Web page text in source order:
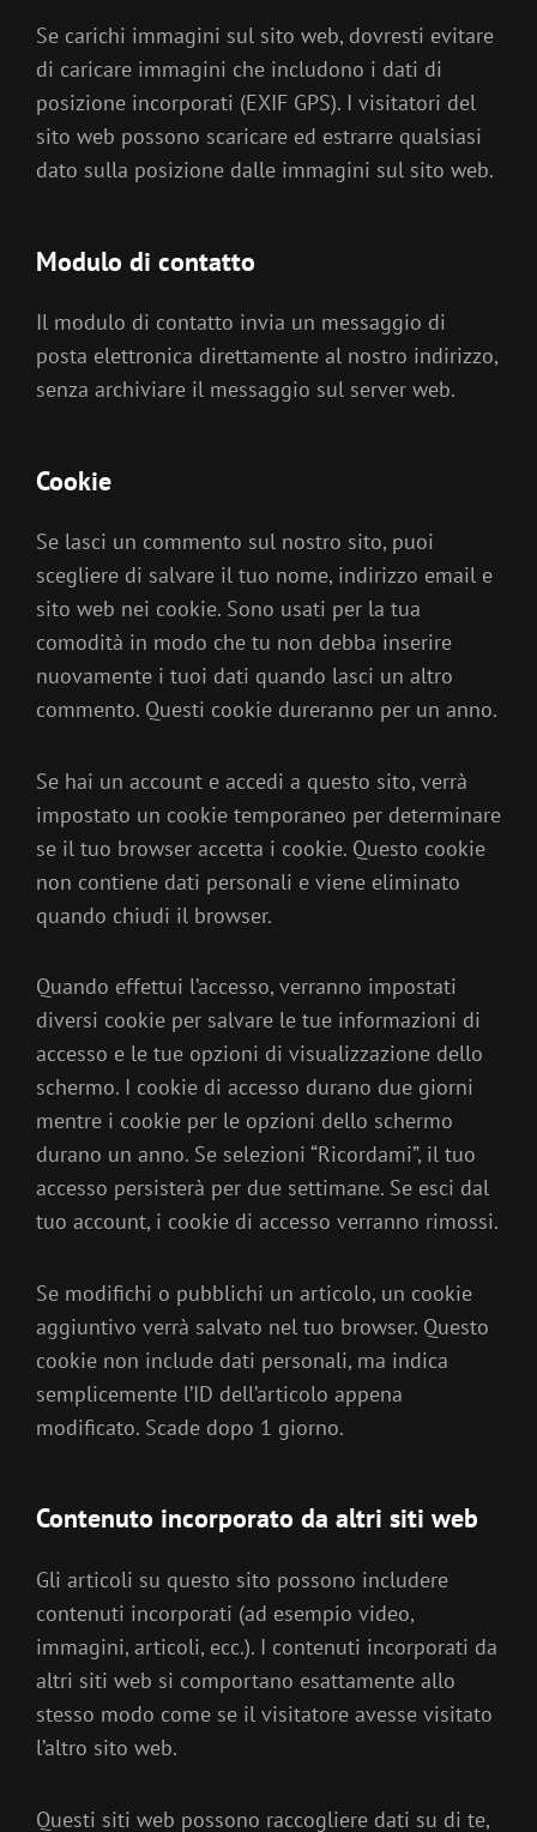
Se carichi immagini sul sito web, dovresti evitare
di caricare immagini che includono i dati di
posizione incorporati (EXIF GPS). I visitatori del
sito web possono scaricare ed estrarre qualsiasi
dato sulla posizione dalle immagini sul sito web.
Modulo di contatto
Il modulo di contatto invia un messaggio di
posta elettronica direttamente al nostro indirizzo,
senza archiviare il messaggio sul server web.
Cookie
Se lasci un commento sul nostro sito, puoi
scegliere di salvare il tuo nome, indirizzo email e
sito web nei cookie. Sono usati per la tua
comodità in modo che tu non debba inserire
nuovamente i tuoi dati quando lasci un altro
commento. Questi cookie dureranno per un anno.
Se hai un account e accedi a questo sito, verrà
impostato un cookie temporaneo per determinare
se il tuo browser accetta i cookie. Questo cookie
non contiene dati personali e viene eliminato
quando chiudi il browser.
Quando effettui l’accesso, verranno impostati
diversi cookie per salvare le tue informazioni di
accesso e le tue opzioni di visualizzazione dello
schermo. I cookie di accesso durano due giorni
mentre i cookie per le opzioni dello schermo
durano un anno. Se selezioni “Ricordami”, il tuo
accesso persisterà per due settimane. Se esci dal
tuo account, i cookie di accesso verranno rimossi.
Se modifichi o pubblichi un articolo, un cookie
aggiuntivo verrà salvato nel tuo browser. Questo
cookie non include dati personali, ma indica
semplicemente l’ID dell’articolo appena
modificato. Scade dopo 1 giorno.
Contenuto incorporato da altri siti web
Gli articoli su questo sito possono includere
contenuti incorporati (ad esempio video,
immagini, articoli, ecc.). I contenuti incorporati da
altri siti web si comportano esattamente allo
stesso modo come se il visitatore avesse visitato
l’altro sito web.
Questi siti web possono raccogliere dati su di te,